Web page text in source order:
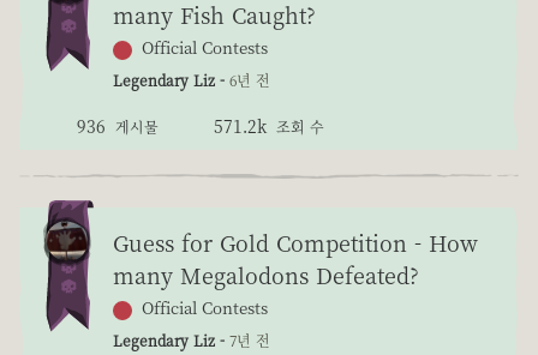
many Fish Caught?
Official Contests
Legendary Liz - 6년 전
936 게시물 571.2k 조회 수
Guess for Gold Competition - How
many Megalodons Defeated?
Official Contests
Legendary Liz - 7년 전